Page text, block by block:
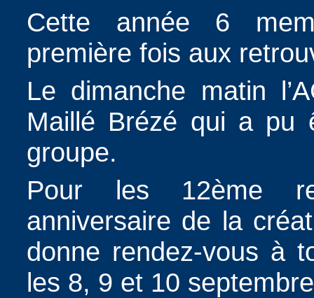
Cette année 6
première fois aux
Le dimanche matin
Maillé Brézé qui a pu
groupe.
Pour les 12ème
anniversaire de la
donne rendez-vous à
les 8, 9 et 10